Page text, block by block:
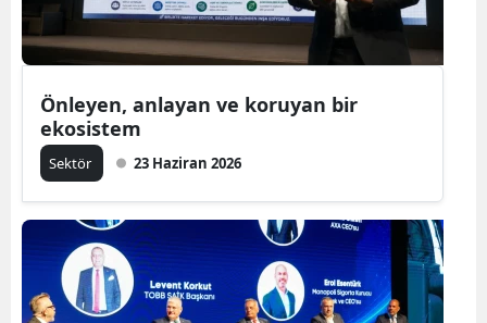
Önleyen, anlayan ve koruyan bir
ekosistem
Sektör 23 Haziran 2026